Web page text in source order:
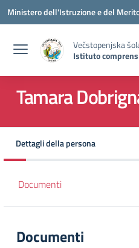
Vai ai contenuti
Vai al menu di navigazione
Vai al footer
Ministero dell'Istruzione e del
Večstopenjska
Istituto
Tamara
Dettagli della persona
Documenti
Documenti